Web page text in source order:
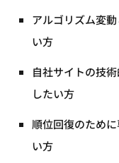
原因②：手動
SEO）
原因④：コン
自力での回復
べき「3つの損
アルゴリズム変
い方
自社サイトの技
したい方
順位回復のため
い方